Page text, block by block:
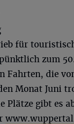
für
zum
Fahrten, die
Monat Juni
Plätze gibt es